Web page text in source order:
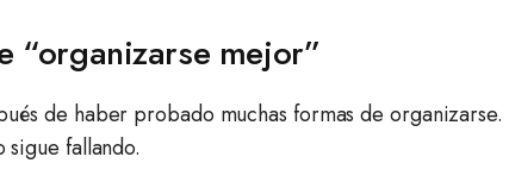
“organizarse mejor”
de haber probado muchas formas de organizarse.
fallando.